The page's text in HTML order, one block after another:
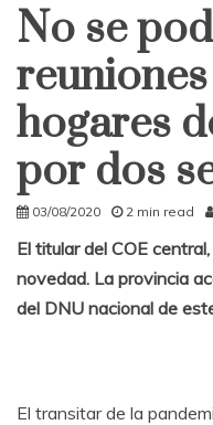
No se
hogares
por dos
03/08/2020 2 min read
El titular del COE
novedad. La provincia
del DNU nacional de
El transitar de la